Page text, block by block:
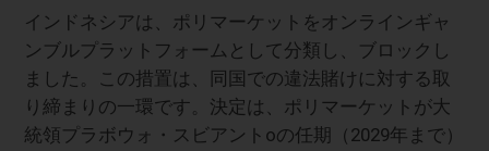
インドネシアは、ポリマーケットをオンラインギャ
ンブルプラットフォームとして分類し、ブロックし
ました。この措置は、同国での違法賭けに対する取
り締まりの一環です。決定は、ポリマーケットが大
統領プラボウォ・スビアントoの任期（2029年まで）